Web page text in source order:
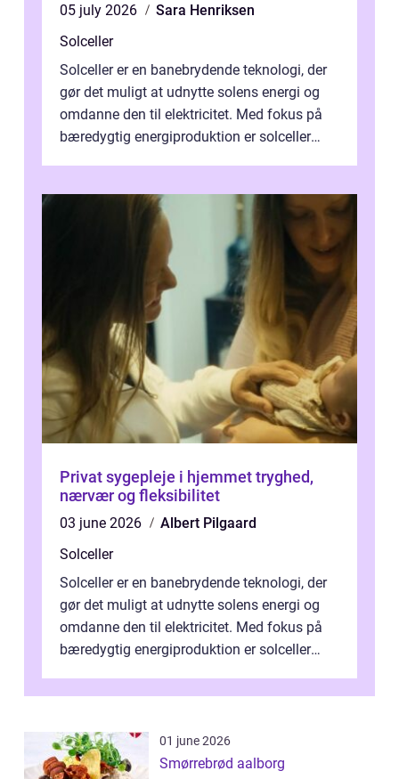
05 july 2026
Sara Henriksen
Solceller
Solceller er en banebrydende teknologi, der
gør det muligt at udnytte solens energi og
omdanne den til elektricitet. Med fokus på
bæredygtig energiproduktion er solceller
Privat sygepleje i hjemmet tryghed,
nærvær og fleksibilitet
03 june 2026
Albert Pilgaard
Solceller
Solceller er en banebrydende teknologi, der
gør det muligt at udnytte solens energi og
omdanne den til elektricitet. Med fokus på
bæredygtig energiproduktion er solceller
01 june 2026
Smørrebrød aalborg